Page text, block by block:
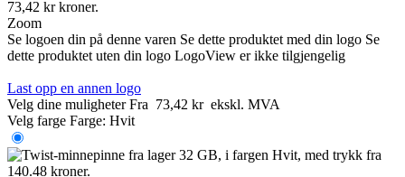
Zoom
Se logoen din på denne varen Se dette produktet med din logo Se
dette produktet uten din logo LogoView er ikke tilgjengelig
Last opp en annen logo
Velg dine muligheter Fra 73,42 kr ekskl. MVA
Velg farge Farge: Hvit